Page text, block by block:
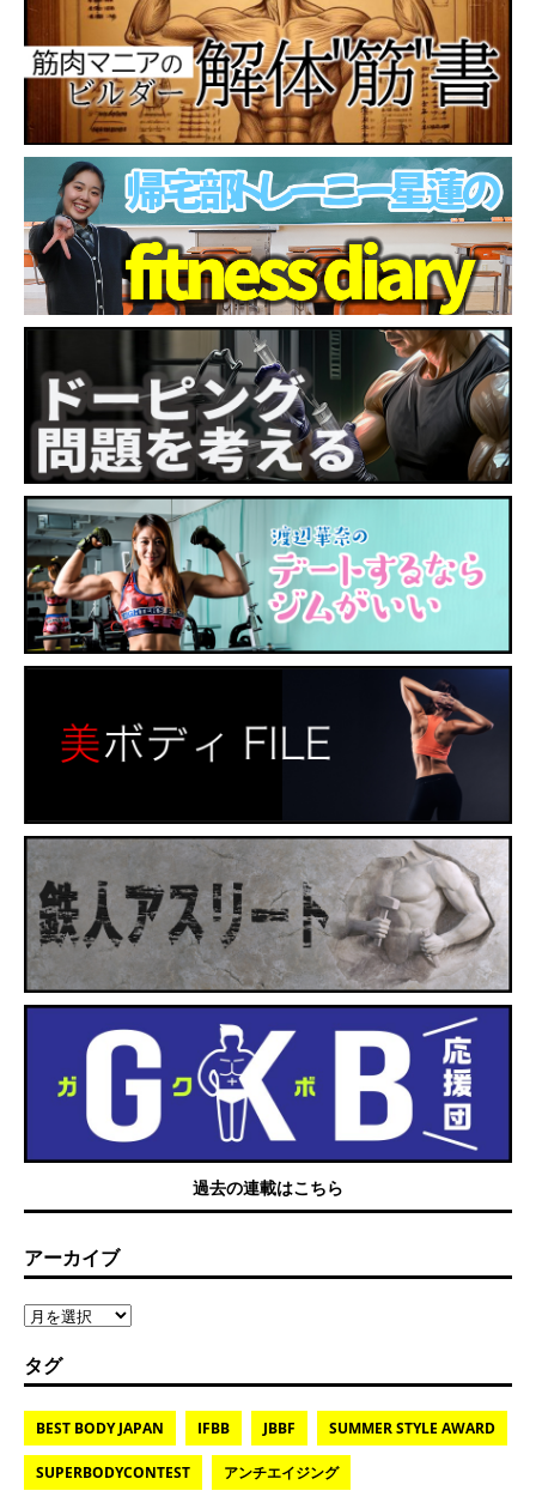
過去の連載はこちら
アーカイブ
タグ
BEST BODY JAPAN IFBB JBBF SUMMER STYLE AWARD
SUPERBODYCONTEST アンチエイジング